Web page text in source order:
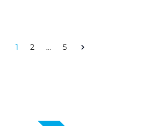
1 2 … 5